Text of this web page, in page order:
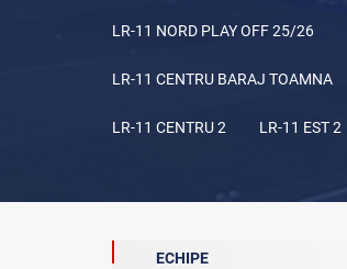
LR-11 NORD PLAY OFF 25/26
LR-11 CENTRU BARAJ TOAMNA
LR-11 CENTRU 2 LR-11 EST 2
ECHIPE